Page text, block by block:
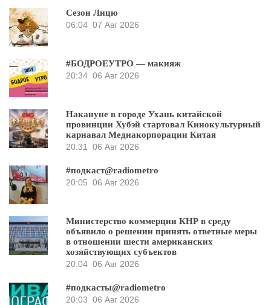
Сезон Лицю
06:04 07 Авг 2026
#БОДРОЕУТРО — макияж
20:34 06 Авг 2026
Накануне в городе Ухань китайской
провинции Хубэй стартовал Кинокультурный
карнавал Медиакорпорации Китая
20:31
06 Авг 2026
#подкаст@radiometro
20:05 06 Авг 2026
Министерство коммерции КНР в среду
объявило о решении принять ответные меры
в отношении шести американских
хозяйствующих субъектов
20:04 06 Авг 2026
#подкасты@radiometro
20:03 06 Авг 2026